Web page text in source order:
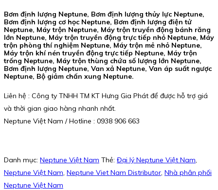
Bơm định lượng Neptune, Bơm định lượng thủy lực Neptune,
Bơm định lượng cơ học Neptune, Bơm định lượng điện tử
Neptune, Máy trộn Neptune, Máy trộn truyền động bánh răng
lớn Neptune, Máy trộn truyền động trực tiếp nhỏ Neptune, Máy
trộn phòng thí nghiệm Neptune, Máy trộn mẻ nhỏ Neptune,
Máy trộn khí nén truyền động trực tiếp Neptune, Máy trộn
trống Neptune, Máy trộn thùng chứa số lượng lớn Neptune,
Bơm định lượng Neptune, Van xả Neptune, Van áp suất ngược
Neptune, Bộ giảm chấn xung Neptune.
Liên hệ : Công ty TNHH TM KT Hưng Gia Phát để được hỗ trợ giá
và thời gian giao hàng nhanh nhất.
Neptune Việt Nam / Hotline : 0938 906 663
Danh mục: Neptune Việt Nam Thẻ: Đại lý Neptune Việt Nam,
Neptune Việt Nam, Neptune Viet Nam Distributor, Nhà phân phối
Neptune Việt Nam